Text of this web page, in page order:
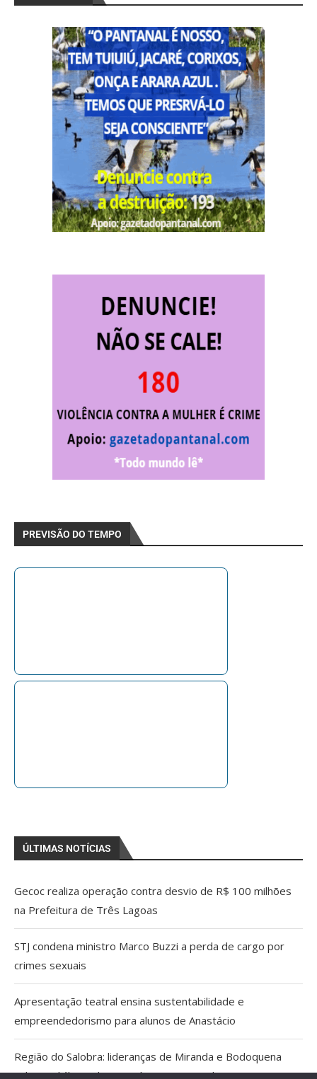
PREVISÃO DO TEMPO
ÚLTIMAS NOTÍCIAS
Gecoc realiza operação contra desvio de R$ 100 milhões
na Prefeitura de Três Lagoas
STJ condena ministro Marco Buzzi a perda de cargo por
crimes sexuais
Apresentação teatral ensina sustentabilidade e
empreendedorismo para alunos de Anastácio
Região do Salobra: lideranças de Miranda e Bodoquena
cobram diálogo aberto sobre proposta do ICMBio